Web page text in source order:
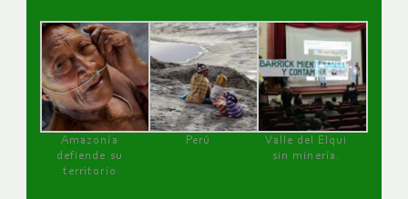
Amazonía
defiende su
territorio
Perú
Valle del Elqui
sin minería.